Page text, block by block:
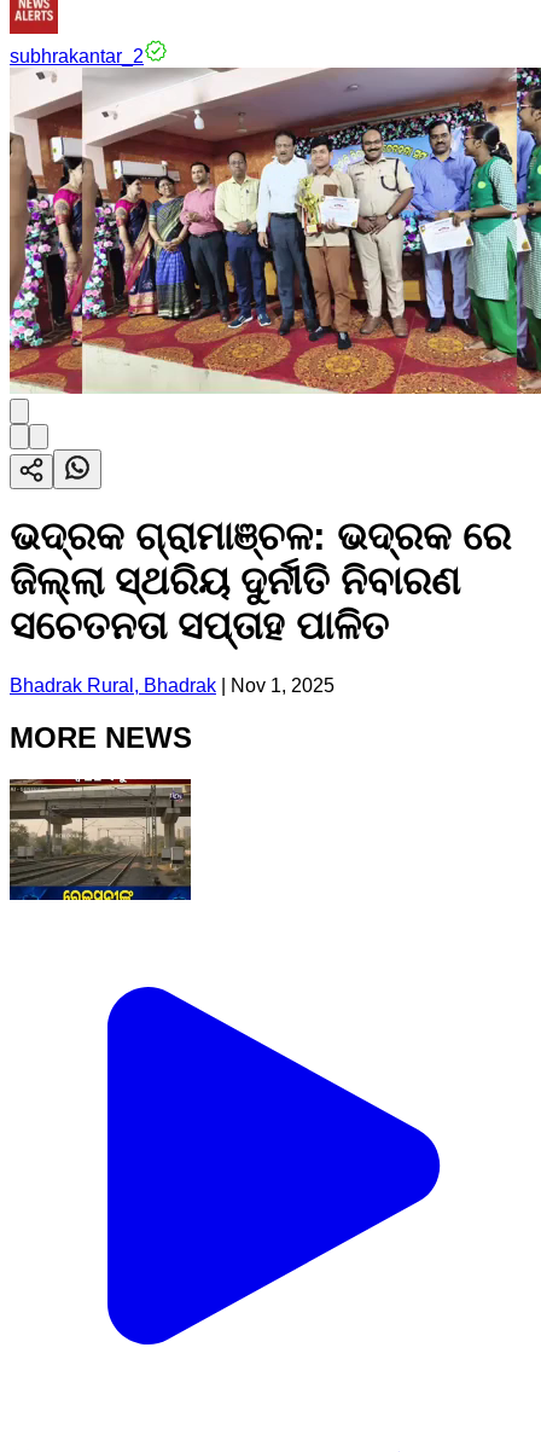
subhrakantar_2
ଭଦ୍ରକ ଗ୍ରାମାଞ୍ଚଳ: ଭଦ୍ରକ ରେ
ଜିଲ୍ଲା ସ୍ଥରିୟ ଦୁର୍ନୀତି ନିବାରଣ
ସଚେତନତା ସପ୍ତାହ ପାଳିତ
Bhadrak Rural, Bhadrak Nov 1, 2025
MORE NEWS